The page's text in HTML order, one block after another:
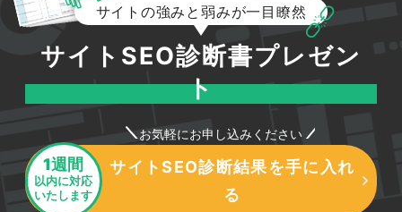
サイトの強みと弱みが一目瞭然
サイトSEO診断書プレゼン
ト
お気軽にお申し込みください
1週間
以内に対応
いたします
サイトSEO診断結果を手に入れ
る